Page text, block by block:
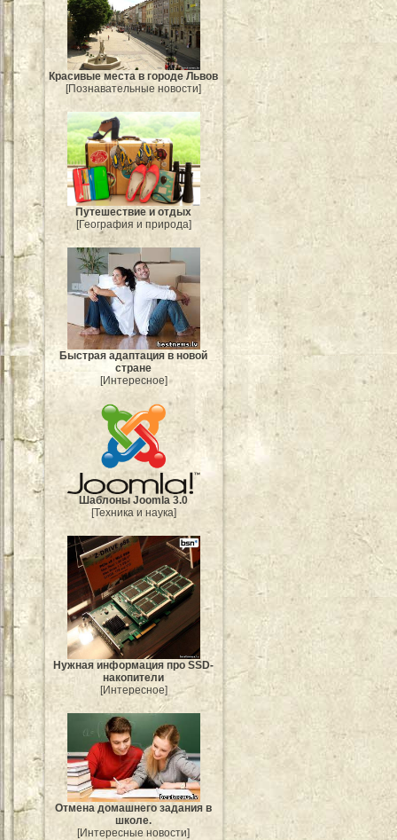
Красивые места в городе Львов
[Познавательные новости]
Путешествие и отдых
[География и природа]
Быстрая адаптация в новой
стране
[Интересное]
Шаблоны Joomla 3.0
[Техника и наука]
Нужная информация про SSD-
накопители
[Интересное]
Отмена домашнего задания в
школе.
[Интересные новости]